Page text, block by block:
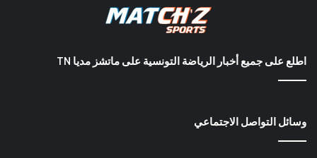
اطلع على جميع أخبار الرياضة التونسية على ماتشز مديا TN
وسائل التواصل الاجتماعي